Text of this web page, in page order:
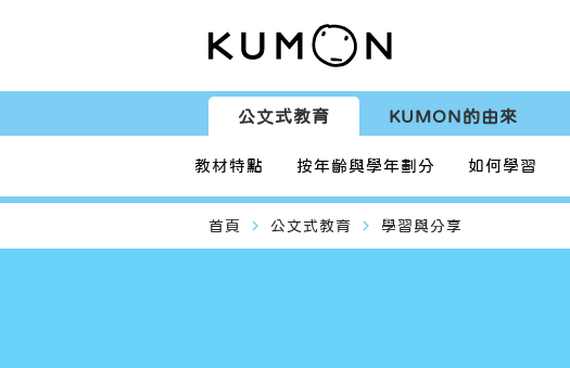
公文式教育 KUMON的由來
教材特點 按年齡與學年劃分 如何學習
首頁 navigate_next 公文式教育 navigate_next 學習與分享